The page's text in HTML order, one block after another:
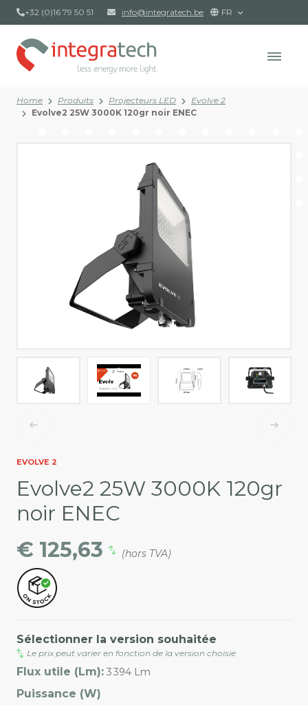
+32 (0)16 79 50 51 info@integratech.be FR
Home Produits Projecteurs LED
Evolve 2
Evolve2 25W 3000K 120gr noir ENEC
EVOLVE 2
Evolve2 25W 3000K 120gr
noir ENEC
€ 125,63
(hors TVA)
Sélectionner la version souhaitée
Le prix peut varier en fonction de la version choisie
Flux utile (Lm): 3 394 Lm
Puissance (W)